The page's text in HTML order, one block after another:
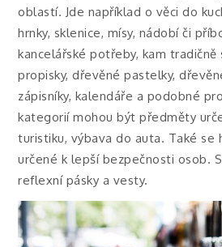
oblastí. Jde například o věci do
hrnky, sklenice, mísy, nádobí či
kancelářské potřeby, kam tradičně
propisky, dřevěné pastelky,
zápisníky, kalendáře a podobné
kategorií mohou být předměty
turistiku, výbava do auta. Také se
určené k lepší bezpečnosti osob.
reflexní pásky a vesty.